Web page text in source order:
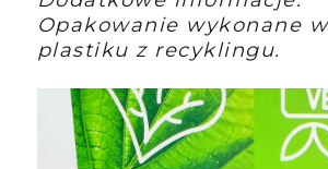
Opakowanie wykonane
plastiku z recyklingu.